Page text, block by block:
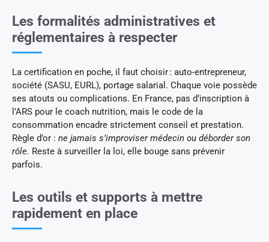
Les formalités administratives et
réglementaires à respecter
La certification en poche, il faut choisir : auto-entrepreneur,
société (SASU, EURL), portage salarial. Chaque voie possède
ses atouts ou complications. En France, pas d’inscription à
l’ARS pour le coach nutrition, mais le code de la
consommation encadre strictement conseil et prestation.
Règle d’or : ne jamais s’improviser médecin ou déborder son
rôle. Reste à surveiller la loi, elle bouge sans prévenir
parfois.
Les outils et supports à mettre
rapidement en place